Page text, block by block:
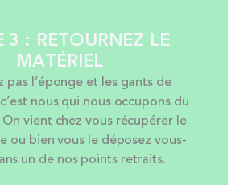
3 : RETOURNEZ LE
MATÉRIEL
pas l’éponge et les gants de
nous qui nous occupons du
vient chez vous récupérer le
ou bien vous le déposez vous-
un de nos points retraits.